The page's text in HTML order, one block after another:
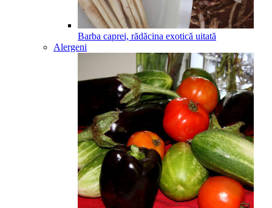
Barba caprei, rădăcina exotică uitată
Alergeni